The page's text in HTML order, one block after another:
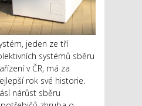
jeden ze tří
systémů sběru
v ČR, má za
rok své historie.
nárůst sběru